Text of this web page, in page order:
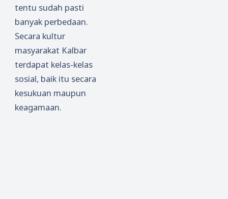
tentu sudah pasti
banyak perbedaan.
Secara kultur
masyarakat Kalbar
terdapat kelas-kelas
sosial, baik itu secara
kesukuan maupun
keagamaan.